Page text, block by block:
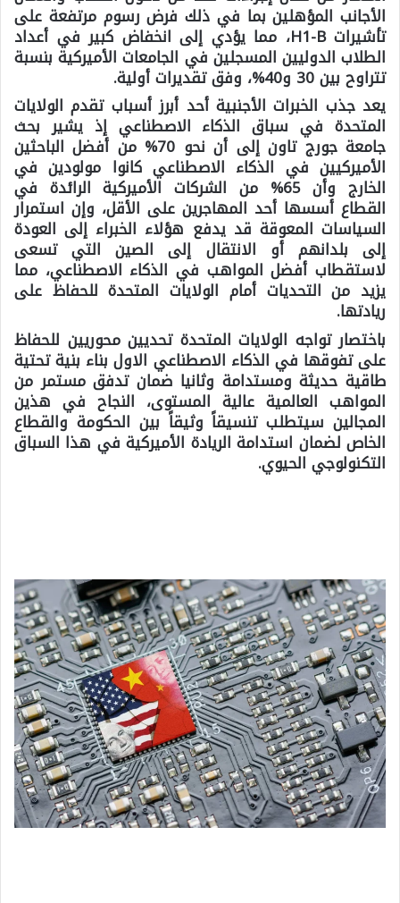
الأجانب المؤهلين بما في ذلك فرض رسوم مرتفعة على
تأشيرات H1-B، مما يؤدي إلى انخفاض كبير في أعداد
الطلاب الدوليين المسجلين في الجامعات الأميركية بنسبة
تتراوح بين 30 و40%، وفق تقديرات أولية.
يعد جذب الخبرات الأجنبية أحد أبرز أسباب تقدم الولايات
المتحدة في سباق الذكاء الاصطناعي إذ يشير بحث
جامعة جورج تاون إلى أن نحو 70% من أفضل الباحثين
الأميركيين في الذكاء الاصطناعي كانوا مولودين في
الخارج وأن 65% من الشركات الأميركية الرائدة في
القطاع أسسها أحد المهاجرين على الأقل، وإن استمرار
السياسات المعوقة قد يدفع هؤلاء الخبراء إلى العودة
إلى بلدانهم أو الانتقال إلى الصين التي تسعى
لاستقطاب أفضل المواهب في الذكاء الاصطناعي، مما
يزيد من التحديات أمام الولايات المتحدة للحفاظ على
ريادتها.
باختصار تواجه الولايات المتحدة تحديين محوريين للحفاظ
على تفوقها في الذكاء الاصطناعي الاولبناء بنية تحتية
طاقية حديثة ومستدامة وثانيا ضمان تدفق مستمر من
المواهب العالمية عالية المستوى، النجاح في هذين
المجالين سيتطلب تنسيقاً وثيقاً بين الحكومة والقطاع
الخاص لضمان استدامة الريادة الأميركية في هذا السباق
التكنولوجي الحيوي.